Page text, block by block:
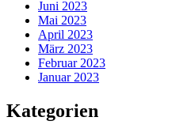
Juni 2023
Mai 2023
April 2023
März 2023
Februar 2023
Januar 2023
Kategorien